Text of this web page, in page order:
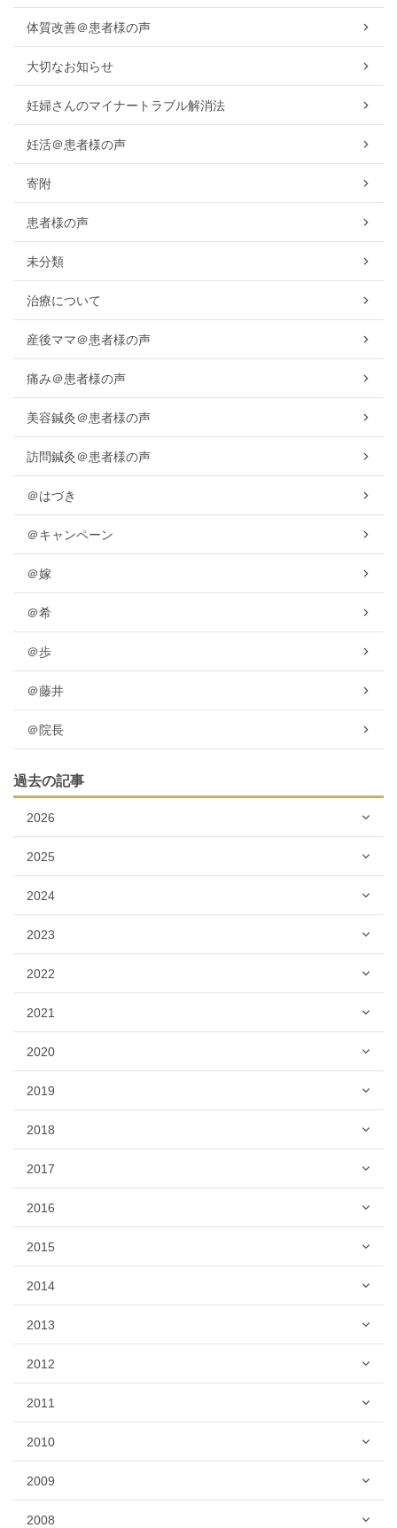
体質改善＠患者様の声
大切なお知らせ
妊婦さんのマイナートラブル解消法
妊活＠患者様の声
寄附
患者様の声
未分類
治療について
産後ママ＠患者様の声
痛み＠患者様の声
美容鍼灸＠患者様の声
訪問鍼灸＠患者様の声
＠はづき
＠キャンペーン
＠嫁
＠希
＠歩
＠藤井
＠院長
過去の記事
2026
2025
2024
2023
2022
2021
2020
2019
2018
2017
2016
2015
2014
2013
2012
2011
2010
2009
2008